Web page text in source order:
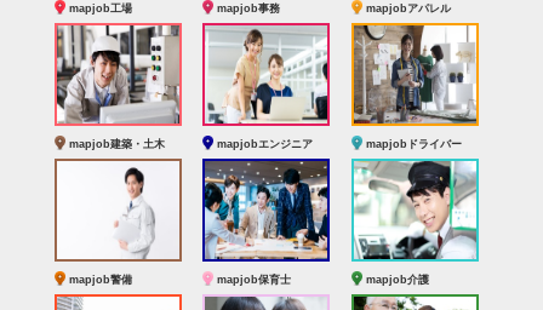
mapjob工場 mapjob事務 mapjobアパレル
mapjob建築・土木 mapjobエンジニア mapjobドライバー
mapjob警備 mapjob保育士 mapjob介護